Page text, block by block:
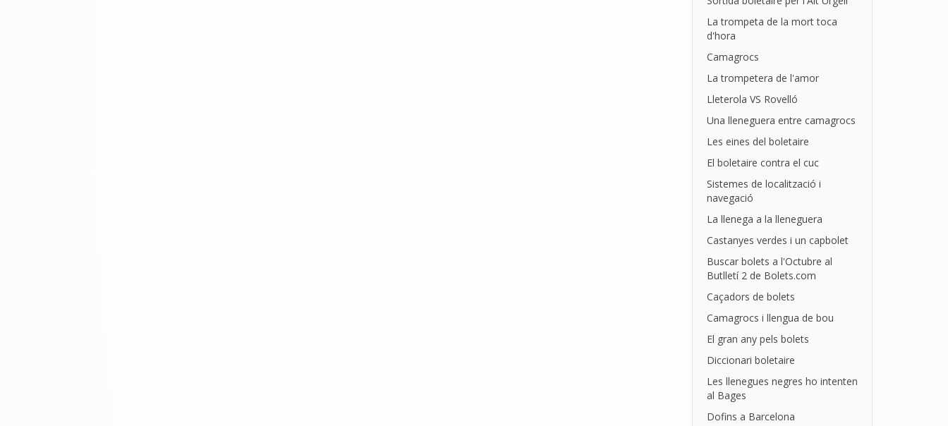
La trompeta de la mort toca
d'hora
Camagrocs
La trompetera de l'amor
Lleterola VS Rovelló
Una lleneguera entre camagrocs
Les eines del boletaire
El boletaire contra el cuc
Sistemes de localització i
navegació
La llenega a la lleneguera
Castanyes verdes i un capbolet
Buscar bolets a l'Octubre al
Butlletí 2 de Bolets.com
Caçadors de bolets
Camagrocs i llengua de bou
El gran any pels bolets
Diccionari boletaire
Les llenegues negres ho intenten
al Bages
Dofins a Barcelona